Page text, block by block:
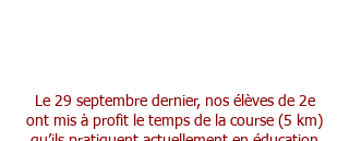
Le 29 septembre dernier, nos élèves de 2e
ont mis à profit le temps de la course (5 km)